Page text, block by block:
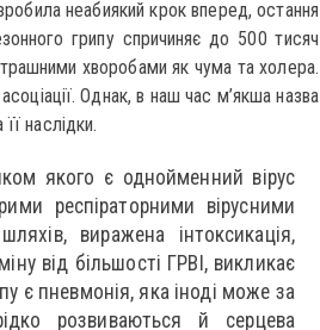
неабиякий крок вперед, остання
грипу спричиняє до 500 тисяч
хворобами як чума та холера.
Однак, в наш час м’якша назва
наслідки.
якого є однойменний вірус
респіраторними вірусними
виражена інтоксикація,
від більшості ГРВІ, викликає
є пневмонія, яка іноді може за
розвиваються й серцева